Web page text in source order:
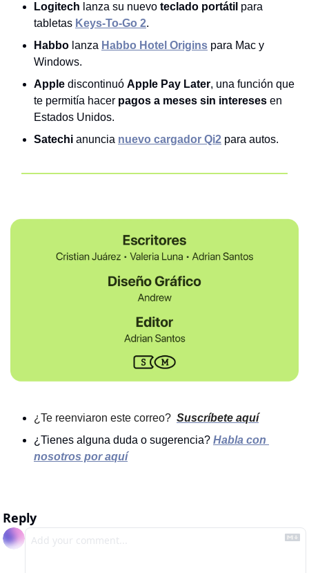
Logitech lanza su nuevo teclado portátil para
tabletas Keys-To-Go 2.
Habbo lanza Habbo Hotel Origins para Mac y
Windows.
Apple discontinuó Apple Pay Later, una función que
te permitía hacer pagos a meses sin intereses en
Estados Unidos.
Satechi anuncia nuevo cargador Qi2 para autos.
¿Te reenviaron este correo? Suscríbete aquí
¿Tienes alguna duda o sugerencia? Habla con
nosotros por aquí
Reply